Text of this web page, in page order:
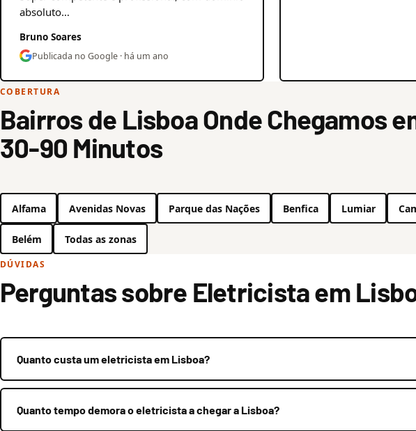
absoluto…
Bruno Soares
Publicada no Google · há um ano
COBERTURA
Bairros de Lisboa Onde Chegamos
30-90 Minutos
Alfama Avenidas Novas Parque das Nações Benfica Lumiar
Belém Todas as zonas
DÚVIDAS
Perguntas sobre Eletricista em
Quanto custa um eletricista em Lisboa?
Quanto tempo demora o eletricista a chegar a Lisboa?